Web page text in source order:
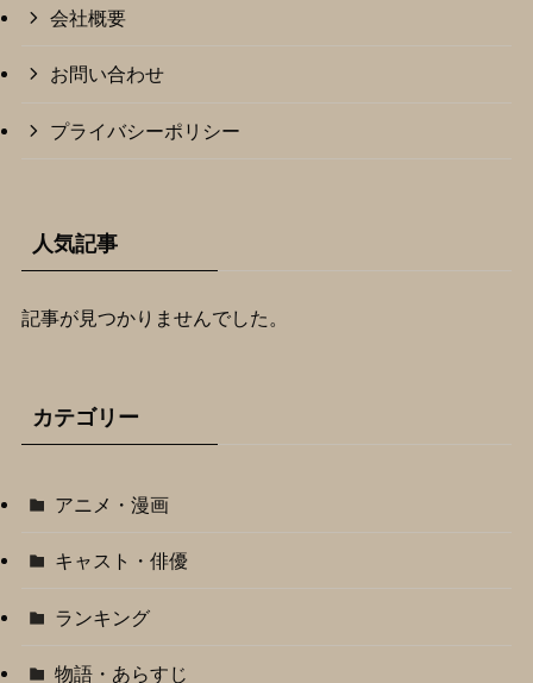
会社概要
お問い合わせ
プライバシーポリシー
人気記事
記事が見つかりませんでした。
カテゴリー
アニメ・漫画
キャスト・俳優
ランキング
物語・あらすじ